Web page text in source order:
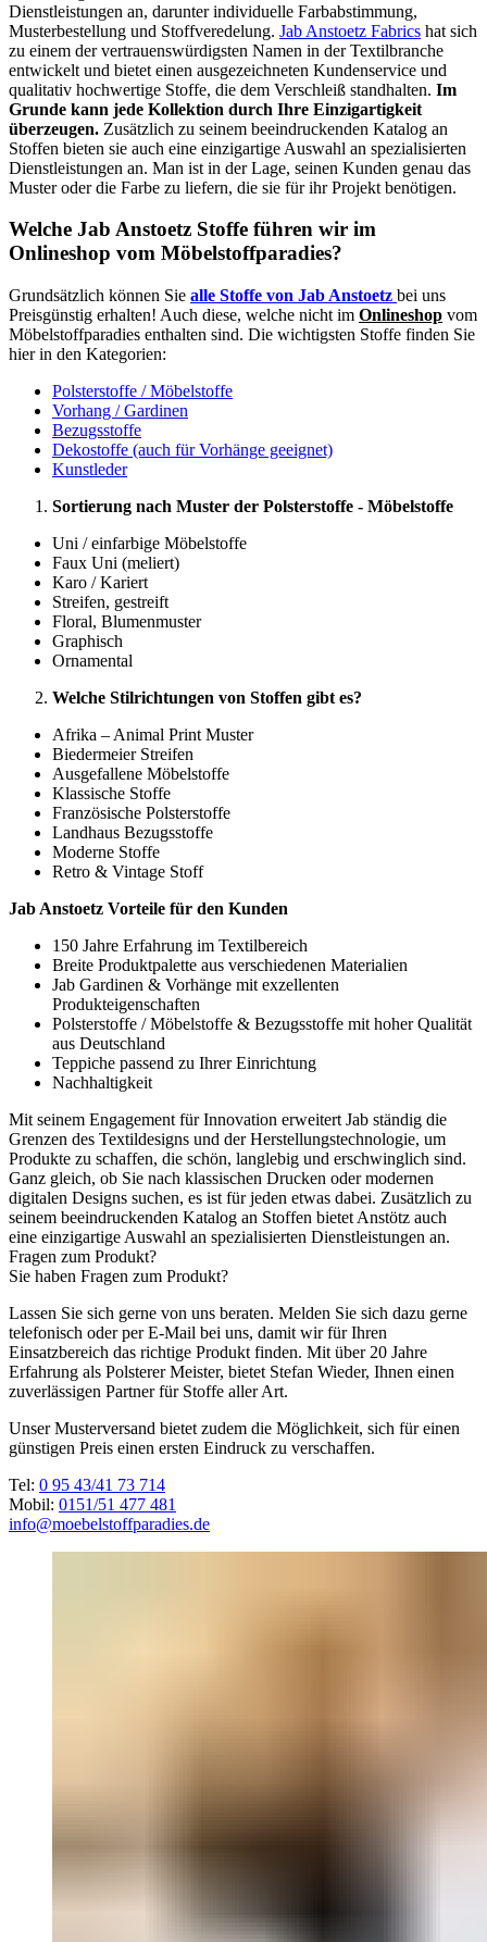
Dienstleistungen an, darunter individuelle Farbabstimmung,
Musterbestellung und Stoffveredelung. Jab Anstoetz Fabrics hat sich
zu einem der vertrauenswürdigsten Namen in der Textilbranche
entwickelt und bietet einen ausgezeichneten Kundenservice und
qualitativ hochwertige Stoffe, die dem Verschleiß standhalten. Im
Grunde kann jede Kollektion durch Ihre Einzigartigkeit
überzeugen. Zusätzlich zu seinem beeindruckenden Katalog an
Stoffen bieten sie auch eine einzigartige Auswahl an spezialisierten
Dienstleistungen an. Man ist in der Lage, seinen Kunden genau das
Muster oder die Farbe zu liefern, die sie für ihr Projekt benötigen.
Welche Jab Anstoetz Stoffe führen wir im
Onlineshop vom Möbelstoffparadies?
Grundsätzlich können Sie alle Stoffe von Jab Anstoetz bei uns
Preisgünstig erhalten! Auch diese, welche nicht im Onlineshop vom
Möbelstoffparadies enthalten sind. Die wichtigsten Stoffe finden Sie
hier in den Kategorien:
Polsterstoffe / Möbelstoffe
Vorhang / Gardinen
Bezugsstoffe
Dekostoffe (auch für Vorhänge geeignet)
Kunstleder
Sortierung nach Muster der Polsterstoffe - Möbelstoffe
Uni / einfarbige Möbelstoffe
Faux Uni (meliert)
Karo / Kariert
Streifen, gestreift
Floral, Blumenmuster
Graphisch
Ornamental
Welche Stilrichtungen von Stoffen gibt es?
Afrika – Animal Print Muster
Biedermeier Streifen
Ausgefallene Möbelstoffe
Klassische Stoffe
Französische Polsterstoffe
Landhaus Bezugsstoffe
Moderne Stoffe
Retro & Vintage Stoff
Jab Anstoetz Vorteile für den Kunden
150 Jahre Erfahrung im Textilbereich
Breite Produktpalette aus verschiedenen Materialien
Jab Gardinen & Vorhänge mit exzellenten
Produkteigenschaften
Polsterstoffe / Möbelstoffe & Bezugsstoffe mit hoher Qualität
aus Deutschland
Teppiche passend zu Ihrer Einrichtung
Nachhaltigkeit
Mit seinem Engagement für Innovation erweitert Jab ständig die
Grenzen des Textildesigns und der Herstellungstechnologie, um
Produkte zu schaffen, die schön, langlebig und erschwinglich sind.
Ganz gleich, ob Sie nach klassischen Drucken oder modernen
digitalen Designs suchen, es ist für jeden etwas dabei. Zusätzlich zu
seinem beeindruckenden Katalog an Stoffen bietet Anstötz auch
eine einzigartige Auswahl an spezialisierten Dienstleistungen an.
Fragen zum Produkt?
Sie haben Fragen zum Produkt?
Lassen Sie sich gerne von uns beraten. Melden Sie sich dazu gerne
telefonisch oder per E-Mail bei uns, damit wir für Ihren
Einsatzbereich das richtige Produkt finden. Mit über 20 Jahre
Erfahrung als Polsterer Meister, bietet Stefan Wieder, Ihnen einen
zuverlässigen Partner für Stoffe aller Art.
Unser Musterversand bietet zudem die Möglichkeit, sich für einen
günstigen Preis einen ersten Eindruck zu verschaffen.
Tel: 0 95 43/41 73 714
Mobil: 0151/51 477 481
info@moebelstoffparadies.de